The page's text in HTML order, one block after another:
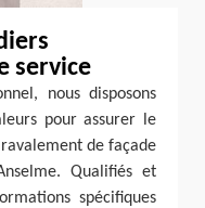
service
nous disposons
pour assurer le
de façade
Qualifiés et
spécifiques